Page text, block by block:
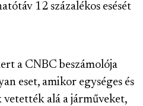
12 százalékos esését
a CNBC beszámolója
eset, amikor egységes és
alá a járműveket,